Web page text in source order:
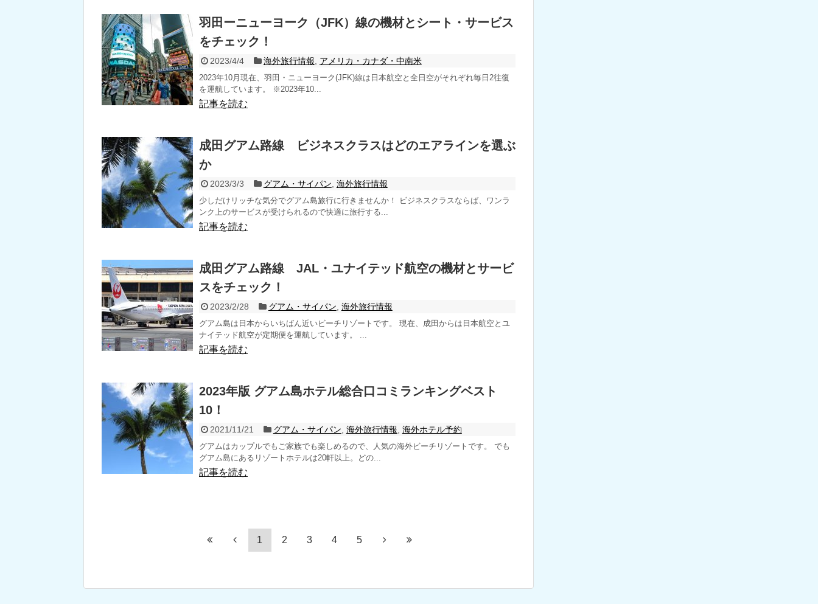
羽田ーニューヨーク（JFK）線の機材とシート・サービス
をチェック！
2023/4/4 海外旅行情報 アメリカ・カナダ・中南米
2023年10月現在、羽田・ニューヨーク(JFK)線は日本航空と全日空がそれぞれ毎日2往復
を運航しています。 ※2023年10...
記事を読む
成田グアム路線 ビジネスクラスはどのエアラインを選ぶ
か
2023/3/3 グアム・サイパン 海外旅行情報
少しだけリッチな気分でグアム島旅行に行きませんか！ ビジネスクラスならば、ワンラ
ンク上のサービスが受けられるので快適に旅行する...
記事を読む
成田グアム路線 JAL・ユナイテッド航空の機材とサービ
スをチェック！
2023/2/28 グアム・サイパン 海外旅行情報
グアム島は日本からいちばん近いビーチリゾートです。 現在、成田からは日本航空とユ
ナイテッド航空が定期便を運航しています。 ...
記事を読む
2023年版 グアム島ホテル総合口コミランキングベスト
10！
2021/11/21 グアム・サイパン 海外旅行情報 海外ホテル予約
グアムはカップルでもご家族でも楽しめるので、人気の海外ビーチリゾートです。 でも
グアム島にあるリゾートホテルは20軒以上。どの...
記事を読む
1 2 3 4 5